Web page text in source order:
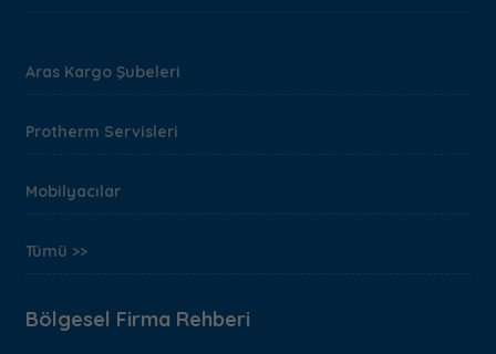
Aras Kargo Şubeleri
Protherm Servisleri
Mobilyacılar
Tümü >>
Bölgesel Firma Rehberi